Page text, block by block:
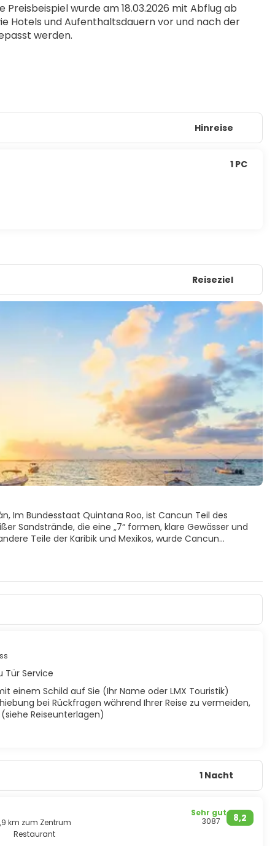
wurde am 18.03.2026 mit Abflug ab
Hotels und Aufenthaltsdauern vor und nach der
werden.
Hinreise
1 PC
Reiseziel
Im Bundesstaat Quintana Roo, ist Cancun Teil des
Sandstrände, die eine „7“ formen, klare Gewässer und
Teile der Karibik und Mexikos, wurde Cancun
unglaubliche Korallenriffe zum Schnorcheln und
Und sollten Sie es vorziehen, sich an einem weißen
Tür Service
einem Schild auf Sie (Ihr Name oder LMX Touristik)
bei Rückfragen während Ihrer Reise zu vermeiden,
Reiseunterlagen)
1 Nacht
km zum Zentrum 8,2
Sehr gut
3087
Restaurant